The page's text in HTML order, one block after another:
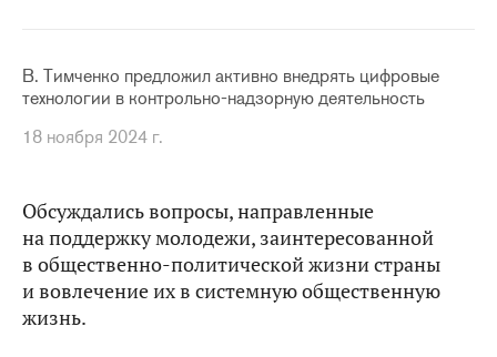
В. Тимченко предложил активно внедрять цифровые
технологии в контрольно-надзорную деятельность
18 ноября 2024 г.
Обсуждались вопросы, направленные
на поддержку молодежи, заинтересованной
в общественно-политической жизни страны
и вовлечение их в системную общественную
жизнь.